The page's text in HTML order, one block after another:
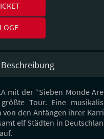
mit der “Sieben Monde
Tour. Eine
von den Anfängen ihrer
elf Städten in